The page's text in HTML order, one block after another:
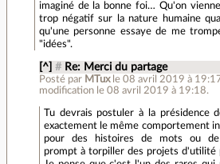
imaginé de la bonne foi… Qu'on
trop négatif sur la nature humaine
qu'une personne essaye de me
"idées".
[^] # Re: Merci du partage
Posté par MTux le 08 avril 2019 à
modification le 08 avril 2019 à 19:18.
Tu devrais postuler à la présidence
exactement le même comportement
pour des histoires de mots ou de
prompt à torpiller des projets d'utilité